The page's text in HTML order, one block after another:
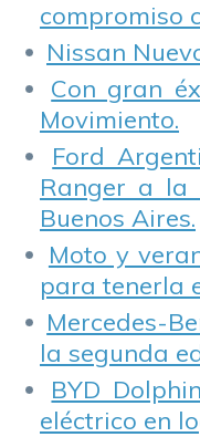
compromiso
Nissan
Con gran
Movimiento.
Ford
Ranger a la
Buenos Aires.
Moto y
para tenerla
Mercedes-
la segunda
BYD
eléctrico en